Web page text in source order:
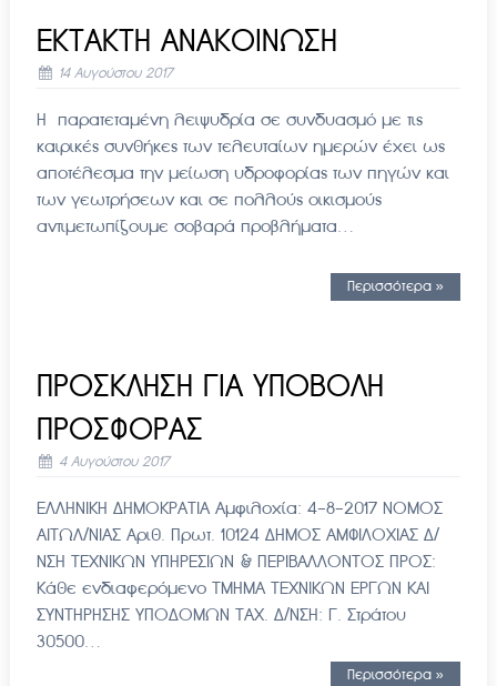
ΕΚΤΑΚΤΗ ΑΝΑΚΟΙΝΩΣΗ
14 Αυγούστου 2017
Η παρατεταμένη λειψυδρία σε συνδυασμό με τις
καιρικές συνθήκες των τελευταίων ημερών έχει ως
αποτέλεσμα την μείωση υδροφορίας των πηγών και
των γεωτρήσεων και σε πολλούς οικισμούς
αντιμετωπίζουμε σοβαρά προβλήματα…
Περισσότερα »
ΠΡΟΣΚΛΗΣΗ ΓΙΑ ΥΠΟΒΟΛΗ
ΠΡΟΣΦΟΡΑΣ
4 Αυγούστου 2017
ΕΛΛΗΝΙΚΗ ΔΗΜΟΚΡΑΤΙΑ Αμφιλοχία: 4-8-2017 ΝΟΜΟΣ
ΑΙΤΩΛ/ΝΙΑΣ Αριθ. Πρωτ. 10124 ΔΗΜΟΣ ΑΜΦΙΛΟΧΙΑΣ Δ/
ΝΣΗ ΤΕΧΝΙΚΩΝ ΥΠΗΡΕΣΙΩΝ & ΠΕΡΙΒΑΛΛΟΝΤΟΣ ΠΡΟΣ:
Κάθε ενδιαφερόμενο ΤΜΗΜΑ ΤΕΧΝΙΚΩΝ ΕΡΓΩΝ ΚΑΙ
ΣΥΝΤΗΡΗΣΗΣ ΥΠΟΔΟΜΩΝ ΤΑΧ. Δ/ΝΣΗ: Γ. Στράτου
30500…
Περισσότερα »